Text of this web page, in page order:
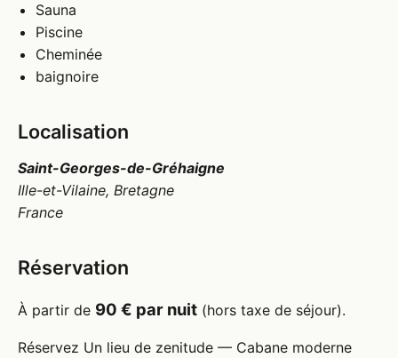
Sauna
Piscine
Cheminée
baignoire
Localisation
Saint-Georges-de-Gréhaigne
Ille-et-Vilaine, Bretagne
France
Réservation
À partir de 90 € par nuit (hors taxe de séjour).
Réservez Un lieu de zenitude — Cabane moderne